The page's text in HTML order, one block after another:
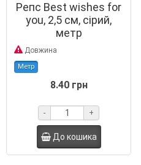
Репс Best wishes for
you, 2,5 см, сірий,
метр
Довжина
Метр
8.40 грн
- +
До кошика